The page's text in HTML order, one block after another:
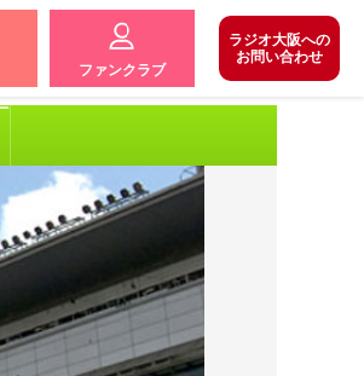
ファンクラブ
ラジオ大阪への
お問い合わせ